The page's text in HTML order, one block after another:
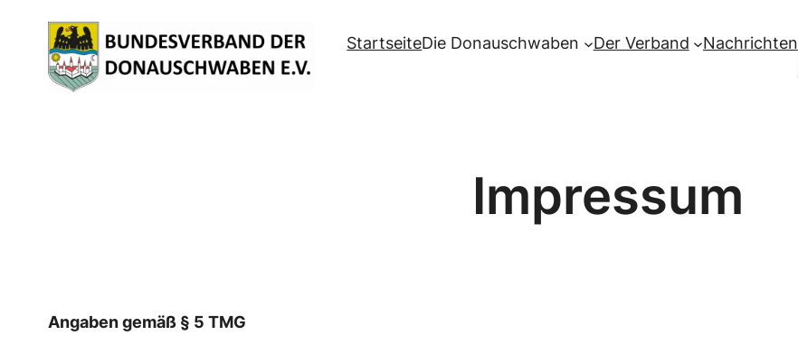
Inhalt
springen
StartseiteDie Donauschwaben Der Verband Nachrichten
Impressum
Angaben gemäß § 5 TMG